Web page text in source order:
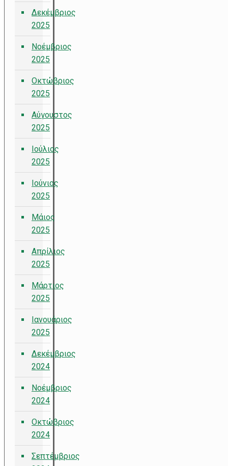
Δεκέμβριος
2025
Νοέμβριος
2025
Οκτώβριος
2025
Αύγουστος
2025
Ιούλιος
2025
Ιούνιος
2025
Μάιος
2025
Απρίλιος
2025
Μάρτιος
2025
Ιανουάριος
2025
Δεκέμβριος
2024
Νοέμβριος
2024
Οκτώβριος
2024
Σεπτέμβριος